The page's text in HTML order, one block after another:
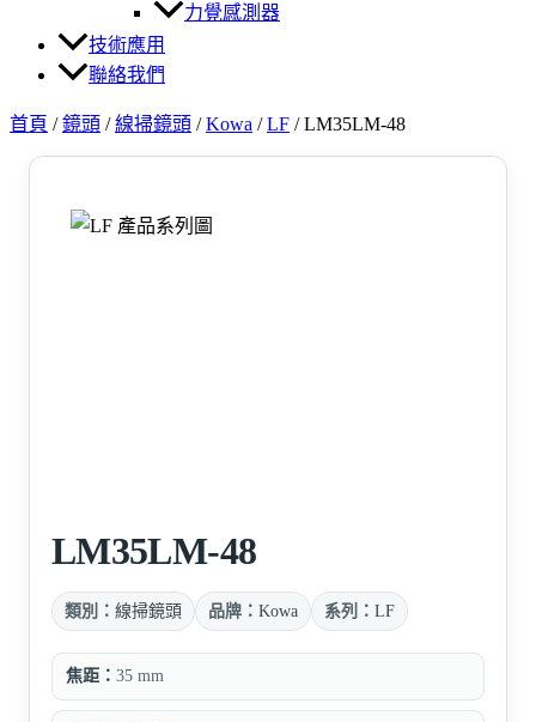
力覺感測器
技術應用
聯絡我們
首頁 /鏡頭 /線掃鏡頭 /Kowa /LF /LM35LM-48
LM35LM-48
類別： 線掃鏡頭 品牌： Kowa 系列： LF
焦距： 35 mm